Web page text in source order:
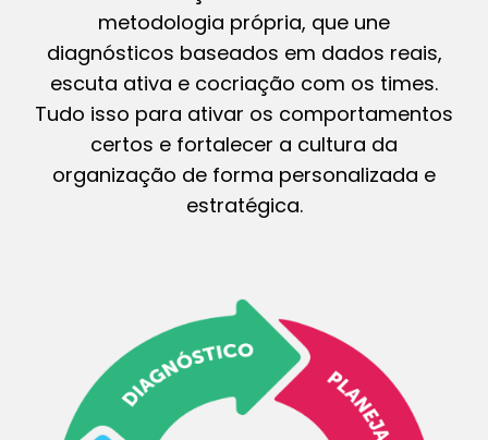
metodologia própria, que une
diagnósticos baseados em dados reais,
escuta ativa e cocriação com os times.
Tudo isso para ativar os comportamentos
certos e fortalecer a cultura da
organização de forma personalizada e
estratégica.